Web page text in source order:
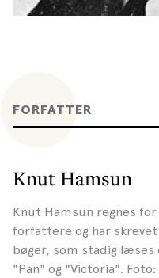
FORFATTER
Knut Hamsun
Knut Hamsun regnes
forfattere og har
bøger, som stadig læses
"Pan" og "Victoria".